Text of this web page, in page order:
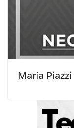
María Piazzi